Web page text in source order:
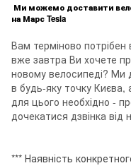
Ми можемо доставити
на Марс Tesla
Вам терміново
вже завтра Ви хочете
новому велосипеді? Ми
в будь-яку точку Києва,
для цього необхідно -
дочекатися дзвінка від
*** Наявність